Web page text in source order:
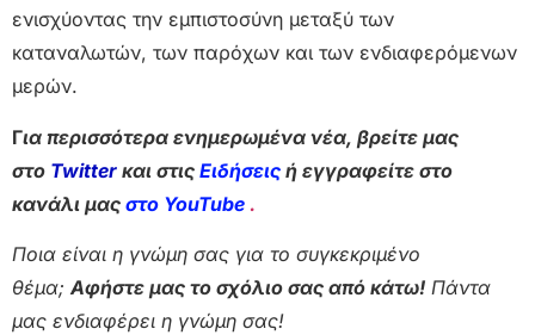
ενισχύοντας την εμπιστοσύνη μεταξύ των
καταναλωτών, των παρόχων και των ενδιαφερόμενων
μερών.
Για περισσότερα ενημερωμένα νέα, βρείτε μας
στο Twitter και στις Ειδήσεις ή εγγραφείτε στο
κανάλι μας στο YouTube .
Ποια είναι η γνώμη σας για το συγκεκριμένο
θέμα;Αφήστε μας το σχόλιο σας από κάτω! Πάντα
μας ενδιαφέρει η γνώμη σας!